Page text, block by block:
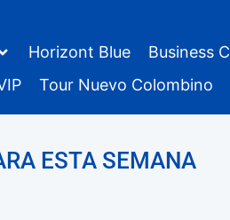
Horizont Blue Business
Tour Nuevo Colombino
ESTA SEMANA